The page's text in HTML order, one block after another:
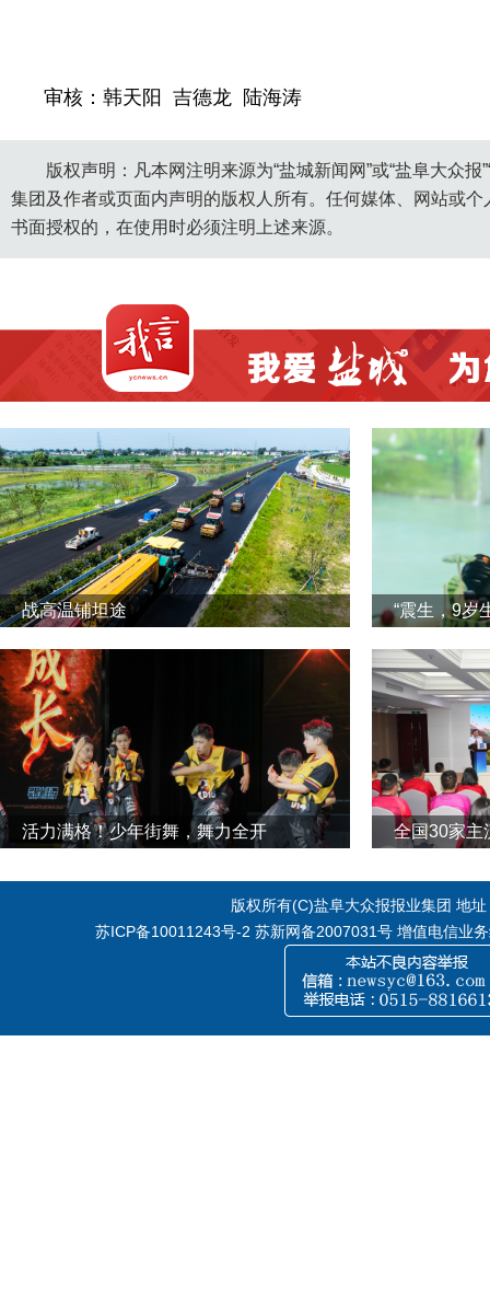
审核：韩天阳 吉德龙 陆海涛
版权声明：凡本网注明来源为“盐城新闻网”或“盐阜大众
集团及作者或页面内声明的版权人所有。任何媒体、网站或
书面授权的，在使用时必须注明上述来源。
战高温铺坦途 “震生，9岁
活力满格！少年街舞，舞力全开 全国30家主
版权所有(C)盐阜大众报报业集团 地
苏ICP备10011243号-2 苏新网备2007031号 增值电信业